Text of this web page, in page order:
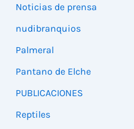
Noticias de prensa
nudibranquios
Palmeral
Pantano de Elche
PUBLICACIONES
Reptiles